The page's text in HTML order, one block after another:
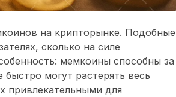
на крипторынке. Подобные
сколько на силе
мемкоины способны за
могут растерять весь
привлекательными для